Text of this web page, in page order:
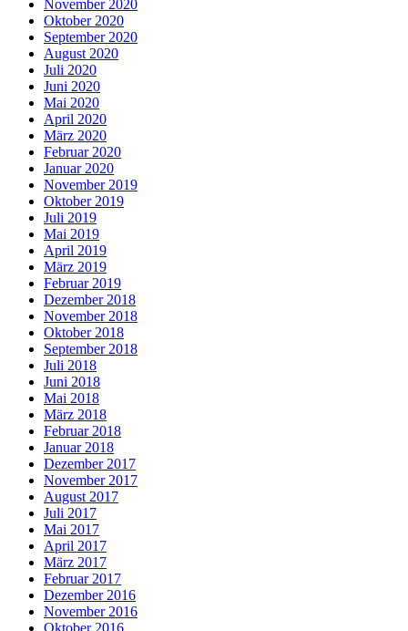
November 2020
Oktober 2020
September 2020
August 2020
Juli 2020
Juni 2020
Mai 2020
April 2020
März 2020
Februar 2020
Januar 2020
November 2019
Oktober 2019
Juli 2019
Mai 2019
April 2019
März 2019
Februar 2019
Dezember 2018
November 2018
Oktober 2018
September 2018
Juli 2018
Juni 2018
Mai 2018
März 2018
Februar 2018
Januar 2018
Dezember 2017
November 2017
August 2017
Juli 2017
Mai 2017
April 2017
März 2017
Februar 2017
Dezember 2016
November 2016